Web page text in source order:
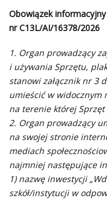
Obowiązek
nr C13L/AI/16378/2026
1. Organ prowadzący
i używania Sprzętu,
stanowi załącznik nr 3
umieścić w widocznym
na terenie której
2. Organ prowadzący
na swojej stronie
mediach
najmniej następujące
1) nazwę inwestycji
szkół/instytucji w